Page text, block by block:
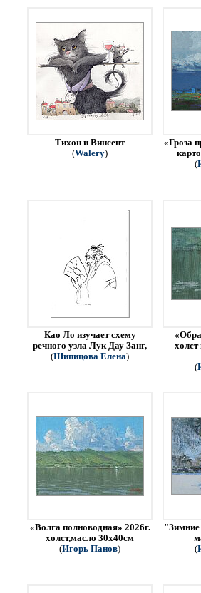
Тихон и Винсент
(Walery)
«Гроза
(
Као Ло изучает схему
речного узла Лук Дау Занг,
(Шипицова Елена)
холст
(
«Волга полноводная» 2026г.
холст,масло 30х40см
(Игорь Панов)
"Зимние
(